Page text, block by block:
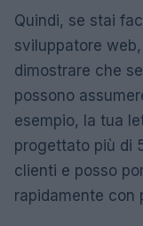
Quindi, se stai
sviluppatore
dimostrare che
possono
esempio, la tua
progettato più di
clienti e posso
rapidamente con